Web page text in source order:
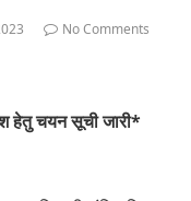
No Comments
हेतु चयन सूची जारी*